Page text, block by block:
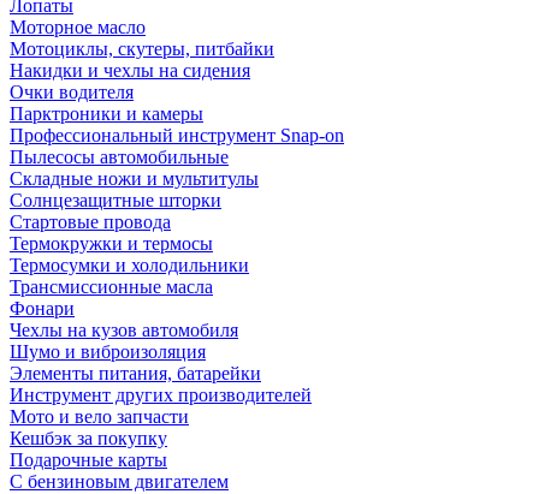
Лопаты
Моторное масло
Мотоциклы, скутеры, питбайки
Накидки и чехлы на сидения
Очки водителя
Парктроники и камеры
Профессиональный инструмент Snap-on
Пылесосы автомобильные
Складные ножи и мультитулы
Солнцезащитные шторки
Стартовые провода
Термокружки и термосы
Термосумки и холодильники
Трансмиссионные масла
Фонари
Чехлы на кузов автомобиля
Шумо и виброизоляция
Элементы питания, батарейки
Инструмент других производителей
Мото и вело запчасти
Кешбэк за покупку
Подарочные карты
С бензиновым двигателем